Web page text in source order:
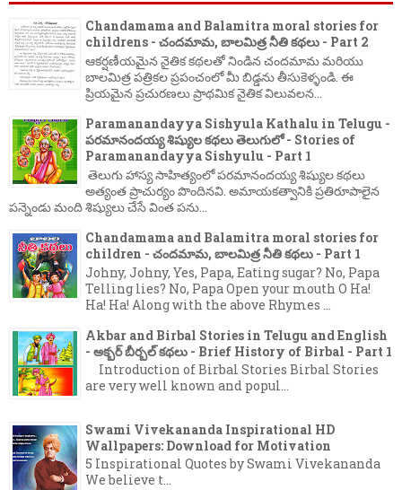
Chandamama and Balamitra moral stories for
childrens - చందమామ, బాలమిత్ర నీతి కథలు - Part 2
ఆకర్షణీయమైన నైతిక కథలతో నిండిన చందమామ మరియు
బాలమిత్ర పత్రికల ప్రపంచంలో మీ బిడ్డను తీసుకెళ్ళండి. ఈ
ప్రియమైన ప్రచురణలు ప్రాథమిక నైతిక విలువలన...
Paramanandayya Sishyula Kathalu in Telugu -
పరమానందయ్య శిష్యుల కథలు తెలుగులో - Stories of
Paramanandayya Sishyulu - Part 1
తెలుగు హాస్య సాహిత్యంలో పరమానందయ్య శిష్యుల కథలు
అత్యంత ప్రాచుర్యం పొందినవి. అమాయకత్వానికి ప్రతిరూపాలైన
పన్నెండు మంది శిష్యులు చేసే వింత పను...
Chandamama and Balamitra moral stories for
children - చందమామ, బాలమిత్ర నీతి కథలు - Part 1
Johny, Johny, Yes, Papa, Eating sugar? No, Papa
Telling lies? No, Papa Open your mouth O Ha!
Ha! Ha! Along with the above Rhymes ...
Akbar and Birbal Stories in Telugu and English
- అక్బర్ బీర్బల్ కథలు - Brief History of Birbal - Part 1
Introduction of Birbal Stories Birbal Stories
are very well known and popul...
Swami Vivekananda Inspirational HD
Wallpapers: Download for Motivation
5 Inspirational Quotes by Swami Vivekananda
We believe t...